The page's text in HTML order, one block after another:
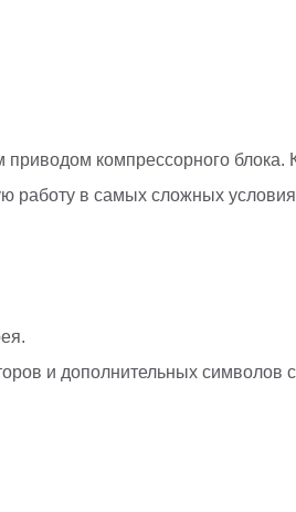
компрессорного блока.
работу в самых сложных
и дополнительных символов